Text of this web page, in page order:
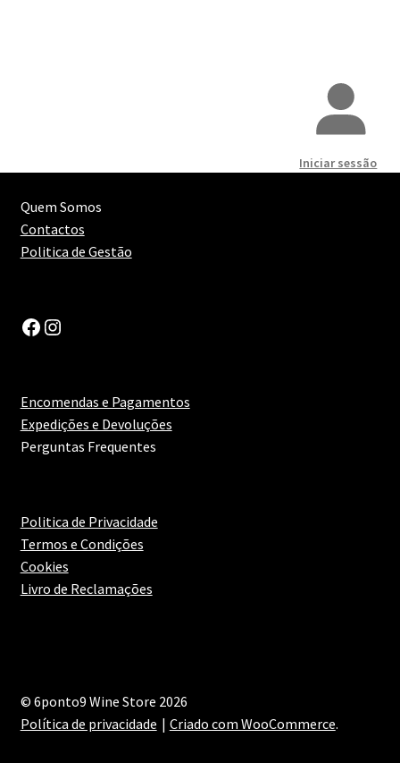
Iniciar sessão
Quem Somos
Contactos
Politica de Gestão
Facebook
Instagram
Encomendas e Pagamentos
Expedições e Devoluções
Perguntas Frequentes
Politica de Privacidade
Termos e Condições
Cookies
Livro de Reclamações
© 6ponto9 Wine Store 2026
Política de privacidade
Criado com WooCommerce.